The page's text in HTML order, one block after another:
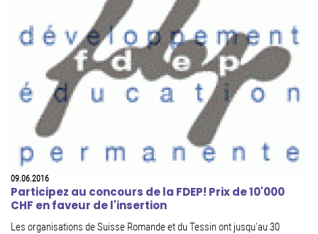
09.06.2016
Participez au concours de la FDEP! Prix de 10'000
CHF en faveur de l'insertion
Les organisations de Suisse Romande et du Tessin ont jusqu'au 30